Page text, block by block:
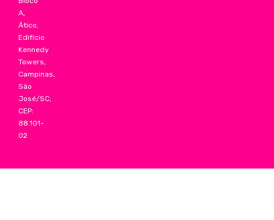
A,
Ático,
Edifício
Kennedy
Towers,
Campinas,
São
José/SC,
CEP:
88.101-
02